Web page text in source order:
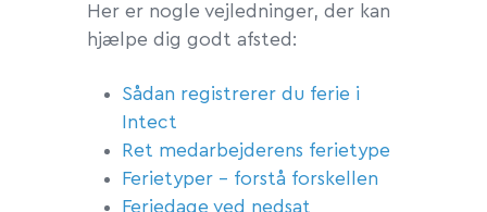
Her er nogle vejledninger, der kan
hjælpe dig godt afsted:
Sådan registrerer du ferie i
Intect
Ret medarbejderens ferietype
Ferietyper – forstå forskellen
Feriedage ved nedsat